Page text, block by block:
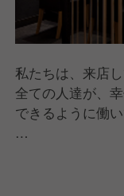
私たちは、来店
全ての人達が、
できるように働
で明るく楽しい